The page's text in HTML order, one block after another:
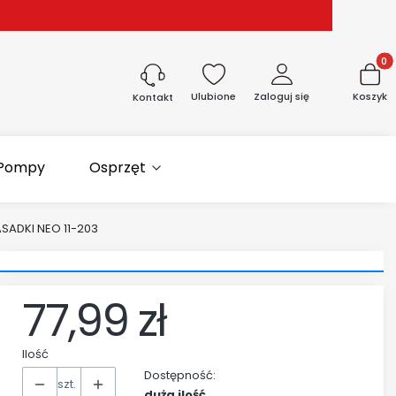
Kontakt Ulubione Zaloguj się Koszyk
Osprzęt
NEO 11-203
Cena
77,99 zł
Ilość
szt.
Dostępność: